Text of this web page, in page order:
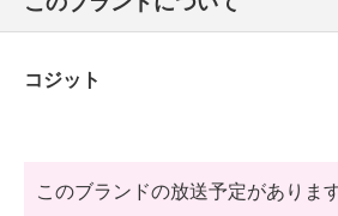
コジット
このブランドの放送予定があります